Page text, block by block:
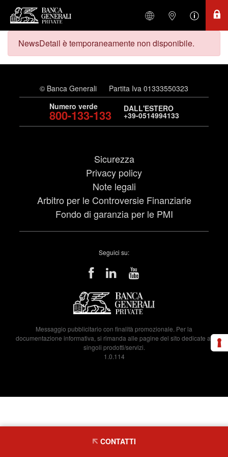
NewsDetail è temporaneamente non disponibile.
© Banca Generali
Partita Iva 01333550323
Numero verde
800-133-133 DALL'ESTERO
+39-0514994133
Sicurezza
Privacy policy
Note legali
Arbitro per le Controversie Finanziarie
Fondo di garanzia per le PMI
Seguici su:
Messaggio pubblicitario con finalità promozionale. Per la
documentazione informativa, si rimanda alle pagine del sito dedicate ai
singoli prodotti/servizi.
1.0.114
CONTATTI